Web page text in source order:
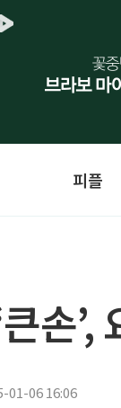
피플
손
01-06 16:06